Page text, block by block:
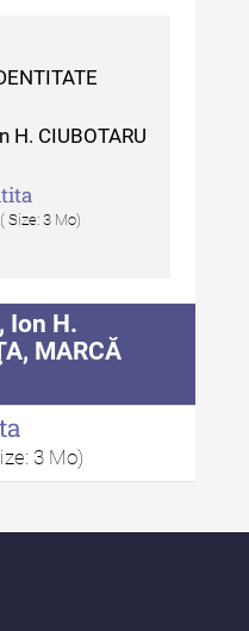
Cercetare
a
Cercetare
a
Cercetare
mediere
H. CIUBOTARU
( Size: 3 Mo)
Ion H.
MARCĂ
3 Mo)